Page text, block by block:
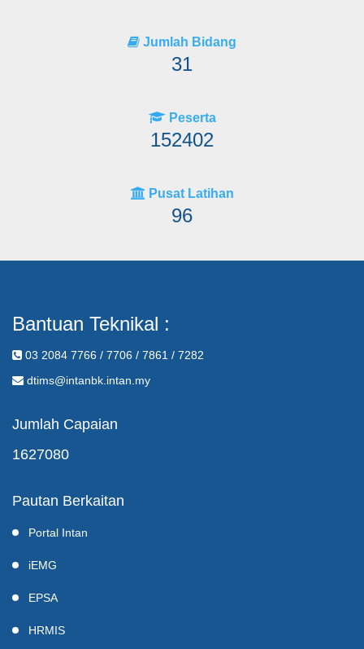
Jumlah Bidang
31
Peserta
152402
Pusat Latihan
96
Bantuan Teknikal :
03 2084 7766 / 7706 / 7861 / 7282
dtims@intanbk.intan.my
Jumlah Capaian
1627080
Pautan Berkaitan
Portal Intan
iEMG
EPSA
HRMIS